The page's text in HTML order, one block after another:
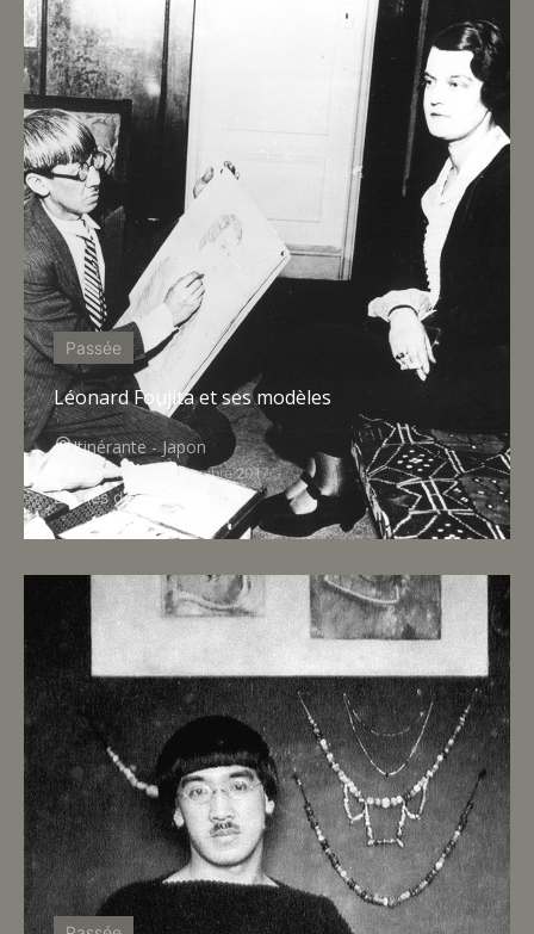
Passée
Léonard Foujita et ses modèles
Itinérante - Japon
Septembre – Novembre 2017
Lire les détails de l'expo